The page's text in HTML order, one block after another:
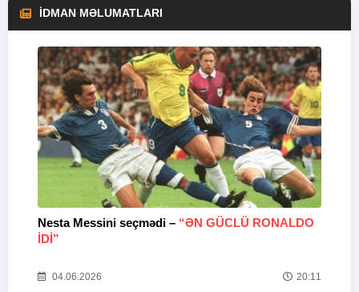
İDMAN MƏLUMATLARI
Nesta Messini seçmədi – “ƏN GÜCLÜ RONALDO
IDI”
04.06.2026 20:11